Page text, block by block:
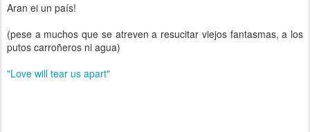
Aran ei un país!
(pese a muchos que se atreven a resucitar viejos fantasmas, a los
putos carroñeros ni agua)
"Love will tear us apart"